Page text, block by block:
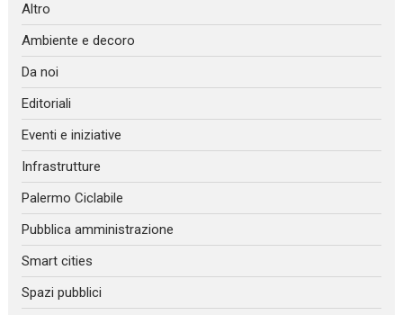
Altro
Ambiente e decoro
Da noi
Editoriali
Eventi e iniziative
Infrastrutture
Palermo Ciclabile
Pubblica amministrazione
Smart cities
Spazi pubblici